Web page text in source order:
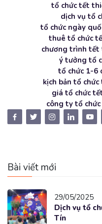
tổ chức tết
dịch vụ tổ
tổ chức ngày
thuê tổ chức
chương trình tết
ý tưởng tổ
tổ chức 1-6
kịch bản tổ
giá tổ chức
công ty tổ
Bài viết mới
29/05/2025
Dịch vụ tổ
Tín